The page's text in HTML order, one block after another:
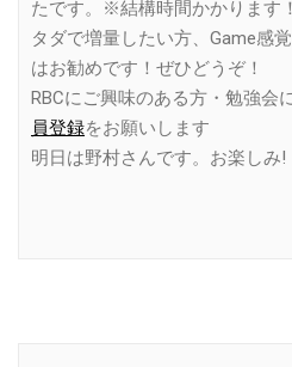
たです。※結構時間かかります！
タダで増量したい方、Game感
はお勧めです！ぜひどうぞ！
RBCにご興味のある方・勉強会
員登録をお願いします
明日は野村さんです。お楽しみ!